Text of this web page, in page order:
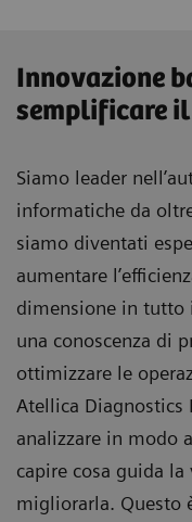
Innovazione
semplificare
Siamo leader
informatiche da
siamo diventati
aumentare
dimensione in tutto
una conoscenza di
ottimizzare le
Atellica Diagnostics
analizzare in modo
capire cosa guida
migliorarla. Questo